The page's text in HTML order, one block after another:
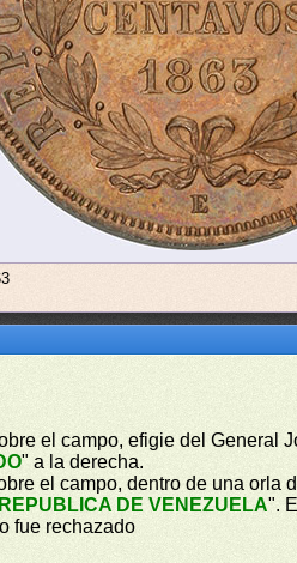
el campo, efigie del General
" a la derecha.
el campo, dentro de una
REPUBLICA DE VENEZUELA".
fue rechazado